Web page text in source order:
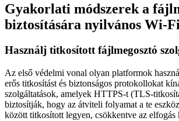
Gyakorlati módszerek a
biztosítására nyilvános Wi-
Használj titkosított fájlmegosztó
Az első védelmi vonal olyan platformok
erős titkosítást és biztonságos protokollokat
szolgáltatások, amelyek HTTPS-t (TLS-
biztosítják, hogy az átviteli folyamat a te
között titkosított legyen, csökkentve az elfogás